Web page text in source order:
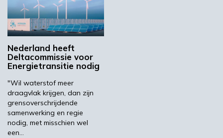
wordt de waterstof met lokale elektrolysers
opgewekt die op Helderse zonne-energie
werken. Ook gaan er daadwerkelijk
testvaartuigen op waterstof varen.
Meer informatie is te vinden op de website
van ENGIE.
Beeld: Port of Den Helder
ENGIE Port of Den Helder
Nederland heeft
Deltacommissie voor
Energietransitie nodig
"Wil waterstof meer
draagvlak krijgen, dan zijn
grensoverschrijdende
samenwerking en regie
nodig, met misschien wel
een…